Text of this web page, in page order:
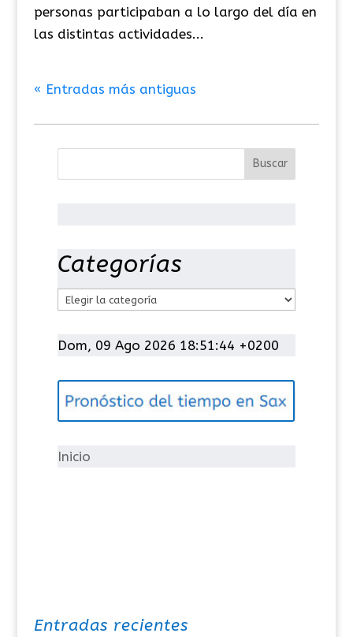
personas participaban a lo largo del día en
las distintas actividades...
« Entradas más antiguas
Categorías
t
g
í
Dom, 09 Ago 2026 18:51:44 +0200
Inicio
Entradas recientes